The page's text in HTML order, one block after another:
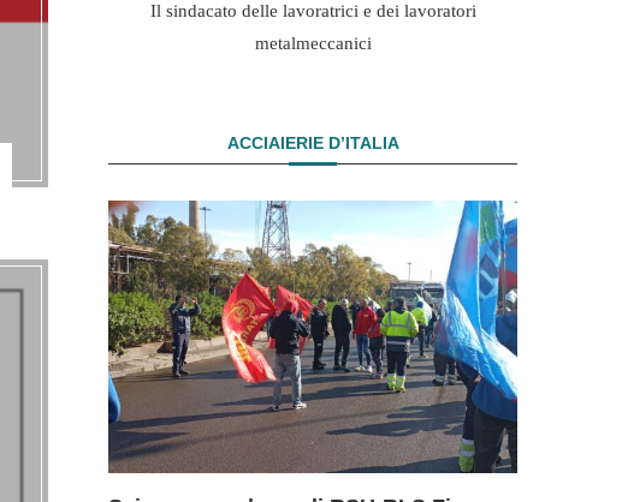
Il sindacato delle lavoratrici e dei lavoratori
metalmeccanici
ACCIAIERIE D’ITALIA